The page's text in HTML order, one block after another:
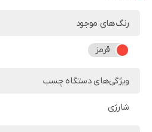
رنگ‌های موجود
قرمز
ویژگی‌های دستگاه چسب
شارژی